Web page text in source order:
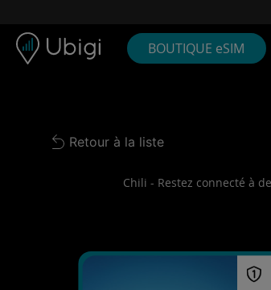
BOUTIQUE eSIM
Back to list
Retour à la liste
Chili - Restez connecté à